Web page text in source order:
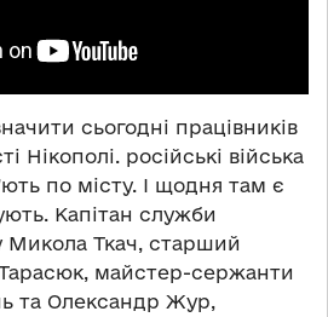
сьогодні працівників
Нікополі. російські війська
по місту. І щодня там є
Капітан служби
Микола Ткач, старший
майстер-сержанти
та Олександр Жур,